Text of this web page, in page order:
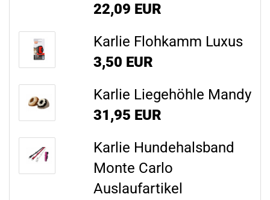
22,09 EUR
Karlie Flohkamm Luxus
3,50 EUR
Karlie Liegehöhle Mandy
31,95 EUR
Karlie Hundehalsband
Monte Carlo
Auslaufartikel